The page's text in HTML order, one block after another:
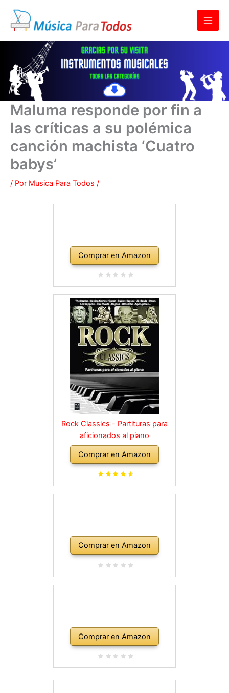
contenido
Maluma responde por fin a
las críticas a su polémica
canción machista ‘Cuatro
babys’
/ Por Musica Para Todos /
Comprar en Amazon
Rock Classics - Partituras para
aficionados al piano
Comprar en Amazon
Comprar en Amazon
Comprar en Amazon